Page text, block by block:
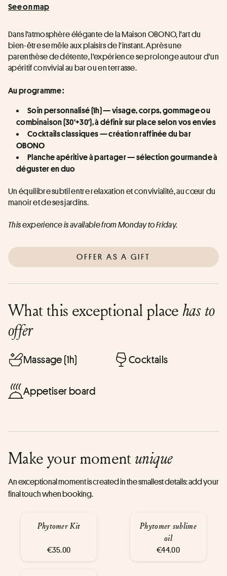
See on map
Dans l’atmosphère élégante de la Maison OBONO, l’art du
bien-être se mêle aux plaisirs de l’instant. Après une
parenthèse de détente, l’expérience se prolonge autour d’un
apéritif convivial au bar ou en terrasse.
Au programme :
Soin personnalisé (1h) — visage, corps, gommage ou
combinaison (30’+30’), à définir sur place selon vos envies
Cocktails classiques — création raffinée du bar
OBONO
Planche apéritive à partager — sélection gourmande à
déguster en duo
Un équilibre subtil entre relaxation et convivialité, au cœur du
manoir et de ses jardins.
This experience is available from Monday to Friday.
OFFER AS A GIFT
What this exceptional placehas to
offer
Massage (1h) Cocktails
Appetiser board
Make your momentunique
An exceptional moment is created in the smallest details: add your
final touch when booking.
Phytomer Kit
€35.00
Phytomer sublime
oil
€44.00